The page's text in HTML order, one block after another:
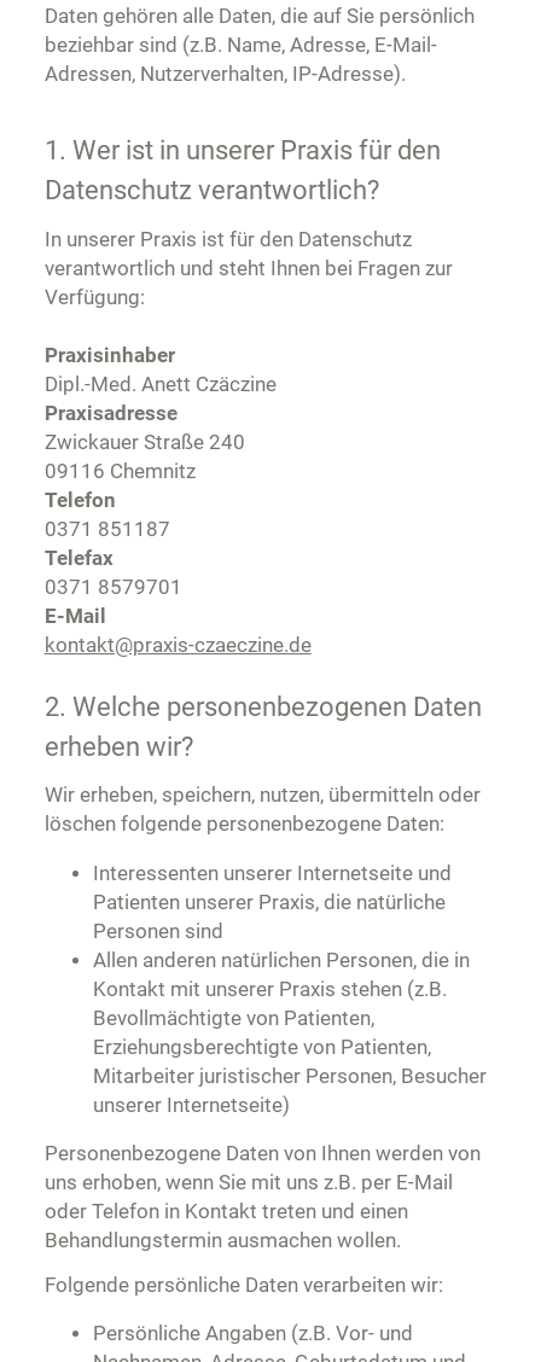
Daten gehören alle Daten, die auf Sie persönlich
beziehbar sind (z.B. Name, Adresse, E-Mail-
Adressen, Nutzerverhalten, IP-Adresse).
1. Wer ist in unserer Praxis für den
Datenschutz verantwortlich?
In unserer Praxis ist für den Datenschutz
verantwortlich und steht Ihnen bei Fragen zur
Verfügung:
Praxisinhaber
Dipl.-Med. Anett Czäczine
Praxisadresse
Zwickauer Straße 240
09116 Chemnitz
Telefon
0371 851187
Telefax
0371 8579701
E-Mail
kontakt@praxis-czaeczine.de
2. Welche personenbezogenen Daten
erheben wir?
Wir erheben, speichern, nutzen, übermitteln oder
löschen folgende personenbezogene Daten:
Interessenten unserer Internetseite und
Patienten unserer Praxis, die natürliche
Personen sind
Allen anderen natürlichen Personen, die in
Kontakt mit unserer Praxis stehen (z.B.
Bevollmächtigte von Patienten,
Erziehungsberechtigte von Patienten,
Mitarbeiter juristischer Personen, Besucher
unserer Internetseite)
Personenbezogene Daten von Ihnen werden von
uns erhoben, wenn Sie mit uns z.B. per E-Mail
oder Telefon in Kontakt treten und einen
Behandlungstermin ausmachen wollen.
Folgende persönliche Daten verarbeiten wir:
Persönliche Angaben (z.B. Vor- und